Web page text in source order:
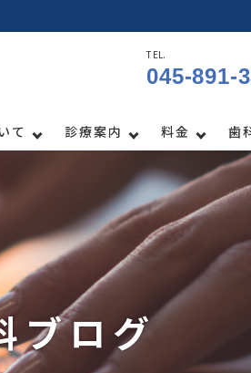
TEL.
045-891-
て 診療案内 料金 歯
ブログ